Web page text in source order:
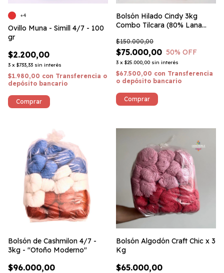
Ovillo Muna - Simill 4/7 - 100
gr
$2.200,00
3 x $733,33 sin interés
$1.980,00 con Transferencia o
depósito bancario
+4
Comprar
Bolsón Hilado Cindy 3kg
Combo Tilcara (80% Lana
$75.000,00
$150.000,00
50% OFF
3 x $25.000,00 sin interés
$67.500,00 con Transferencia
o depósito bancario
Bolsón de Cashmilon 4/7 -
3kg - "Otoño Moderno"
$96.000,00
Bolsón Algodón Craft Chic x 3
Kg
$65.000,00